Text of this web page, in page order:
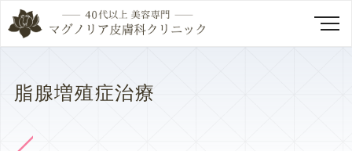
脂腺増殖症治療